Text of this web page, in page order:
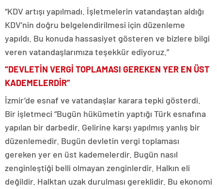
“KDV artışı yapılmadı. İşletmelerin vatandaştan aldığı
KDV’nin doğru belgelendirilmesi için düzenleme
yapıldı. Bu konuda hassasiyet gösteren ve bizlere bilgi
veren vatandaşlarımıza teşekkür ediyoruz.”
“DEVLETİN VERGİ TOPLAMASI GEREKEN YER EN ÜST
KADEMELERDİR”
İzmir’de esnaf ve vatandaşlar karara tepki gösterdi.
Bir işletmeci “Bugün hükümetin yaptığı Türk esnafına
yapılan bir darbedir. Gelirine karşı yapılmış yanlış bir
düzenlemedir. Bugün devletin vergi toplaması
gereken yer en üst kademelerdir. Bugün nasıl
zenginleştiği belli olmayan zenginlerdir. Halkın eli
değildir. Halktan uzak durulması gereklidir. Bu ekonomi